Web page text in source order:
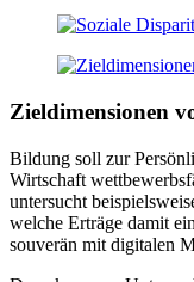
Zieldimensionen
Bildung soll zur
Wirtschaft
untersucht
welche Erträge damit
souverän mit digitalen